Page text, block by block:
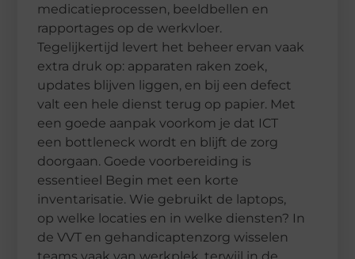
medicatieprocessen, beeldbellen en
rapportages op de werkvloer.
Tegelijkertijd levert het beheer ervan vaak
extra druk op: apparaten raken zoek,
updates blijven liggen, en bij een defect
valt een hele dienst terug op papier. Met
een goede aanpak voorkom je dat ICT
een bottleneck wordt en blijft de zorg
doorgaan. Goede voorbereiding is
essentieel Begin met een korte
inventarisatie. Wie gebruikt de laptops,
op welke locaties en in welke diensten? In
de VVT en gehandicaptenzorg wisselen
teams vaak van werkplek, terwijl in de